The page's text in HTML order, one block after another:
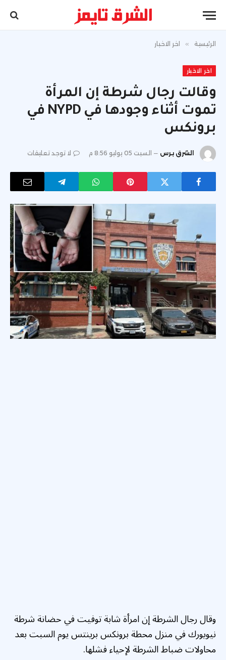
الرئيسية » اخر الاخبار
اخر الاخبار
وقالت رجال شرطة إن المرأة
تموت أثناء وجودها في NYPD في
برونكس
الشرق برس السبت 05 يوليو 8:56 م لا توجد تعليقات
وقال رجال الشرطة إن امرأة شابة توفيت في حضانة شرطة
نيويورك في منزل محطة برونكس برينتس يوم السبت بعد
محاولات ضباط الشرطة لإحياء فشلها.